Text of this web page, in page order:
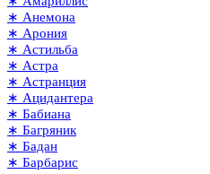
∗ Анемона
∗ Арония
∗ Астильба
∗ Астра
∗ Астранция
∗ Ацидантера
∗ Бабиана
∗ Багряник
∗ Бадан
∗ Барбарис